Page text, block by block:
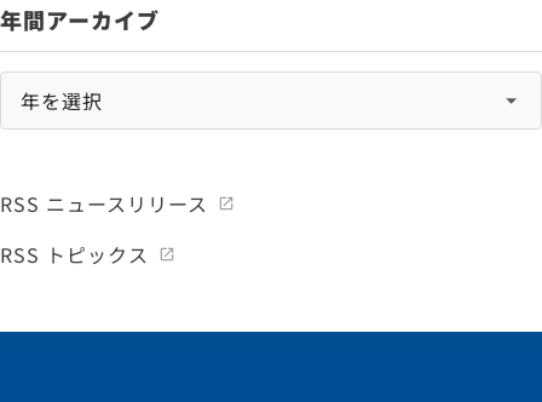
年間アーカイブ
RSS ニュースリリース
RSS トピックス